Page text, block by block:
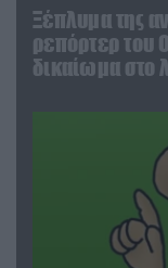
Ξέπλυμα της
ρεπόρτερ του
δικαίωμα στο